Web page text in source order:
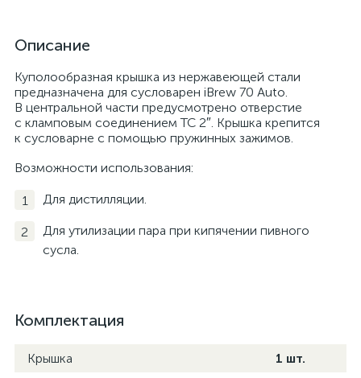
Описание
Куполообразная крышка из нержавеющей стали
предназначена для сусловарен iBrew 70 Auto.
В центральной части предусмотрено отверстие
с кламповым соединением TC 2″. Крышка крепится
к сусловарне с помощью пружинных зажимов.
Возможности использования:
Для дистилляции.
Для утилизации пара при кипячении пивного
сусла.
Комплектация
Крышка
1 шт.